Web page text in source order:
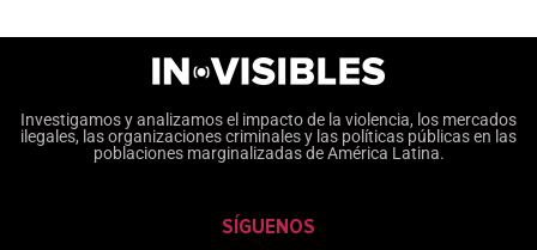
Investigamos y analizamos el impacto de la violencia, los mercados
ilegales, las organizaciones criminales y las políticas públicas en las
poblaciones marginalizadas de América Latina.
SÍGUENOS